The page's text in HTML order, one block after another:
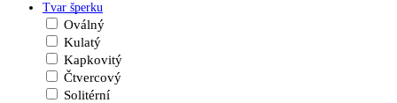
Tvar šperku
Oválný
Kulatý
Kapkovitý
Čtvercový
Solitérní